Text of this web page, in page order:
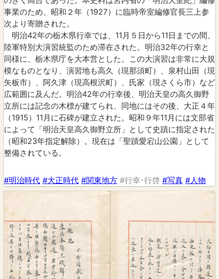
事業のため、昭和２年（1927）に臨時帝室編修官長三上参
次より寄贈された。
明治42年の栃木県行幸では、11月５日から11日までの間、
陸軍特別大演習統監のため滞在された。明治32年の行幸と
同様に、栃木県庁を大本営とした。この大演習は非常に大規
模なものとなり、演習地も高久（現那須町）、泉村山田（現
矢板市）、阿久津（現高根沢町）、氏家（現さくら市）など
広範囲に及んだ。明治42年の行幸後、明治天皇の高久御野
立所には記念の木標が建てられ、同地にはその後、大正４年
（1915）11月に石碑が建立された。昭和９年11月には文部省
によって「明治天皇高久御野立所」として史蹟に指定された
（昭和23年指定解除）。現在は「聖蹟愛宕山公園」として
整備されている。
#明治時代 #大正時代 #関東地方 #行幸･行啓 #写真 #人物